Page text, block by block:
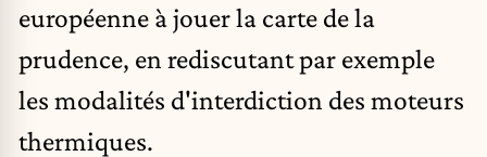
européenne à jouer la carte de la
prudence, en rediscutant par exemple
les modalités d'interdiction des moteurs
thermiques.